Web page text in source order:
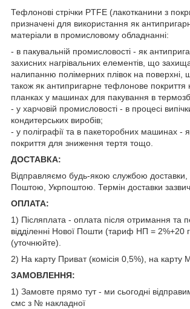
Тефлонові стрічки PTFE (лакотканини з
призначені для використання як
матеріали в промисловому обладнанні:
- в пакувальній промисловості - як
захисних нагрівальних елементів, що
налипанню полімерних плівок на поверхні,
також як антипригарне тефлонове покриття
планках у машинах для пакування в
- у харчовій промисловості - в процесі
кондитерських виробів;
- у поліграфії та в пакеторобних машинах -
покриття для зниження тертя тощо.
ДОСТАВКА:
Відправляємо будь-якою службою
Поштою, Укрпоштою. Термін доставки
ОПЛАТА:
1) Післяплата - оплата після отримання та
відділенні Нової Пошти (тариф НП = 2%+20
(уточнюйте).
2) На карту Приват (комісія 0,5%), на карту
ЗАМОВЛЕННЯ:
1) Замовте прямо тут - ми сьогодні
смс з № накладної